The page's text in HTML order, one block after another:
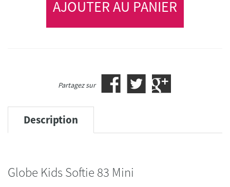
AJOUTER AU PANIER
Partagez sur
Description
Globe Kids Softie 83 Mini